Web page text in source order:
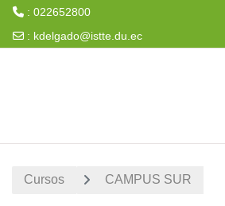
: 022652800
: kdelgado@istte.du.ec
Cursos CAMPUS SUR